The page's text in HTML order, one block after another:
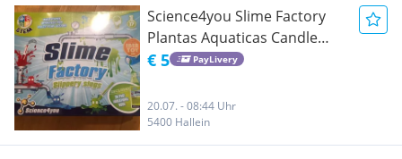
Science4you Slime Factory
Plantas Aquaticas Candle
Factory
€ 5 PayLivery
20.07. - 08:44 Uhr
5400 Hallein